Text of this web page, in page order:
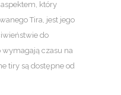
który
Tira, jest jego
do
czasu na
tiry są dostępne od